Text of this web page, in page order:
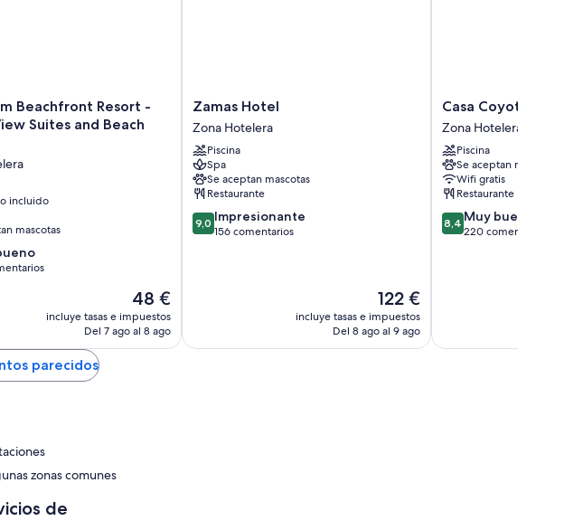
como wifi gratis y cajas fuertes.
incluyen los siguientes:
personal gratuitos
Beachfront Resort -
Suites and Beach
incluido
mascotas
El
precio
actual
48 €
incluye tasas e impuestos
Del 7 ago al 8 ago
Zamas
Hotel
Zona
Hotelera
Zamas Hotel
Zona Hotelera
Piscina
Spa
Se aceptan mascotas
Restaurante
9.0
sobre
9,0 Impresionante
156 comentarios
El
precio
actual
122 €
incluye tasas e impuestos
Del 8 ago al 9 ago
Casa
Coyote
Tulum
Zona
Hotelera
Casa Coyote Tulum
Zona Hotelera
Piscina
Se aceptan mascotas
Wifi gratis
Restaurante
8.4
sobre
8,4 Muy bueno
220 comentarios
parecidos
zonas comunes
de